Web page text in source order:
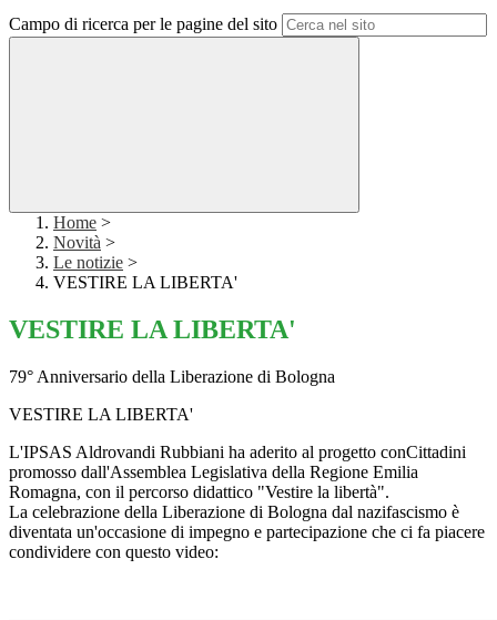
Campo di ricerca per le pagine del sito
Home >
Novità >
Le notizie >
VESTIRE LA LIBERTA'
VESTIRE LA LIBERTA'
79° Anniversario della Liberazione di Bologna
VESTIRE LA LIBERTA'
L'IPSAS Aldrovandi Rubbiani ha aderito al progetto conCittadini
promosso dall'Assemblea Legislativa della Regione Emilia
Romagna, con il percorso didattico "Vestire la libertà".
La celebrazione della Liberazione di Bologna dal nazifascismo è
diventata un'occasione di impegno e partecipazione che ci fa piacere
condividere con questo video: